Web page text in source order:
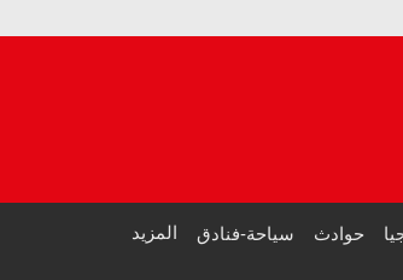
حوادث سياحة-فنادق المزيد